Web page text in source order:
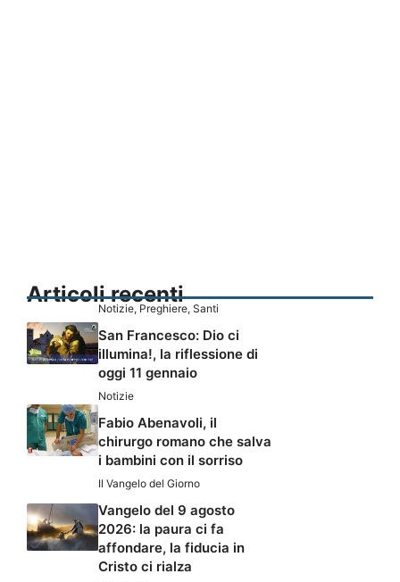
Articoli recenti
Notizie, Preghiere, Santi
San Francesco: Dio ci
illumina!, la riflessione di
oggi 11 gennaio
Notizie
Fabio Abenavoli, il
chirurgo romano che salva
i bambini con il sorriso
Il Vangelo del Giorno
Vangelo del 9 agosto
2026: la paura ci fa
affondare, la fiducia in
Cristo ci rialza